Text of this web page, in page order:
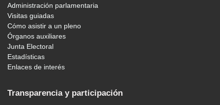
Administración parlamentaria
Visitas guiadas
Cómo asistir a un pleno
Órganos auxiliares
Junta Electoral
Estadísticas
Enlaces de interés
Transparencia y participación